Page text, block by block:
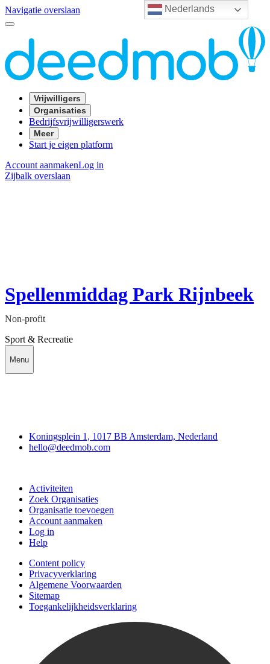
Nederlands
Navigatie overslaan
Vrijwilligers
Organisaties
Bedrijfsvrijwilligerswerk
Meer
Start je eigen platform
Account aanmakenLog in
Zijbalk overslaan
Spellenmiddag Park Rijnbeek
Non-profit
Sport & Recreatie
Menu
Koningsplein 1, 1017 BB Amsterdam, Nederland
hello@deedmob.com
Activiteiten
Zoek Organisaties
Organisatie toevoegen
Account aanmaken
Log in
Help
Content policy
Privacyverklaring
Algemene Voorwaarden
Sitemap
Toegankelijkheidsverklaring